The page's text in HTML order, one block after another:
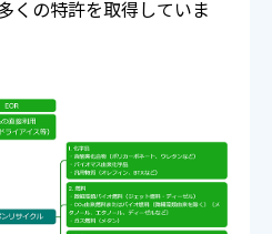
くの特許を取得していま